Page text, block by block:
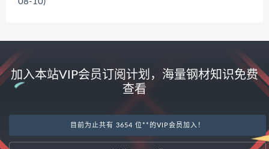
加入本站VIP会员订阅计划，海量钢材知识免费
查看
目前为止共有 3654 位**的VIP会员加入！